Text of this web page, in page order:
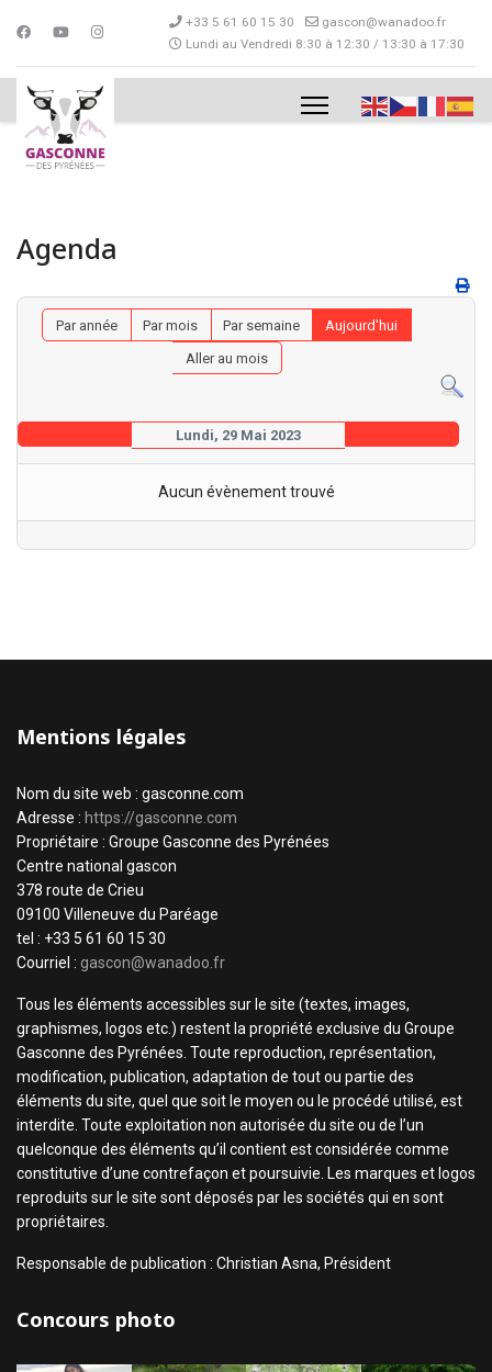
+33 5 61 60 15 30
gascon@wanadoo.fr
Lundi au Vendredi 8:30 à 12:30 / 13:30 à 17:30
Agenda
Par année Par mois Par semaine
Aujourd'hui
Aller au mois
Lundi, 29 Mai 2023
Aucun évènement trouvé
Mentions légales
Nom du site web : gasconne.com
Adresse : https://gasconne.com
Propriétaire : Groupe Gasconne des Pyrénées
Centre national gascon
378 route de Crieu
09100 Villeneuve du Paréage
tel : +33 5 61 60 15 30
Courriel : gascon@wanadoo.fr
Tous les éléments accessibles sur le site (textes, images,
graphismes, logos etc.) restent la propriété exclusive du Groupe
Gasconne des Pyrénées. Toute reproduction, représentation,
modification, publication, adaptation de tout ou partie des
éléments du site, quel que soit le moyen ou le procédé utilisé, est
interdite. Toute exploitation non autorisée du site ou de l’un
quelconque des éléments qu’il contient est considérée comme
constitutive d’une contrefaçon et poursuivie. Les marques et logos
reproduits sur le site sont déposés par les sociétés qui en sont
propriétaires.
Responsable de publication : Christian Asna, Président
Concours photo